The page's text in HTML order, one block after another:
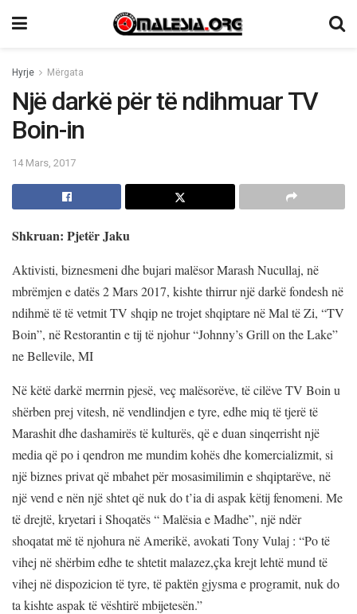
Hyrje Mërgata
Një darkë për të ndihmuar TV
Boin-in
14 Mars, 2017
Shkruan: Pjetër Jaku
Aktivisti, biznesmeni dhe bujari malësor Marash Nucullaj, në
mbrëmjen e datës 2 Mars 2017, kishte thirrur një darkë fondesh në
ndihmë të të vetmit TV shqip ne trojet shqiptare në Mal të Zi, “TV
Boin”, në Restorantin e tij të njohur “Johnny’s Grill on the Lake”
ne Bellevile, MI
Në këtë darkë merrnin pjesë, veç malësorëve, të cilëve TV Boin u
shërben prej vitesh, në vendlindjen e tyre, edhe miq të tjerë të
Marashit dhe dashamirës të kulturës, që e duan sinqerrisht një
media që po i qendron me mundim kohës dhe komercializmit, si
një biznes privat që mbahet për mosasimilimin e shqiptarëve, në
një vend e nën një shtet që nuk do t’ia di aspak këtij fenomeni. Me
të drejtë, kryetari i Shoqatës “ Malësia e Madhe”, një ndër
shoqatat më të njohura në Amerikë, avokati Tony Vulaj : “Po të
vihej në shërbim edhe te shtetit malazez,çka krejt lehtë mund të
vihej në dispozicion të tyre, të paktën gjysma e programit, nuk do
ta kishte aspak të vështirë mbijetesën.”